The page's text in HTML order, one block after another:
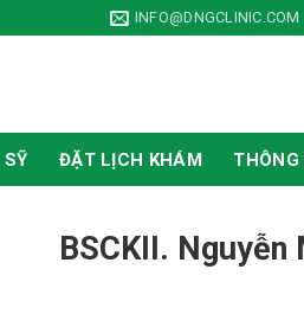
INFO@DNGCLINIC.COM
ĐẶT LỊCH KHÁM
BSCKII. Nguyễn